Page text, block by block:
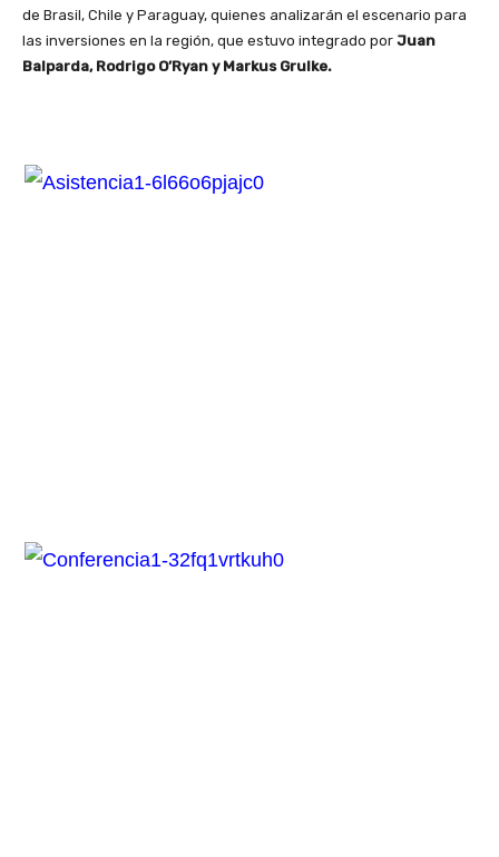
de Brasil, Chile y Paraguay, quienes analizarán el escenario para
las inversiones en la región, que estuvo integrado por Juan
Balparda, Rodrigo O’Ryan y Markus Grulke.